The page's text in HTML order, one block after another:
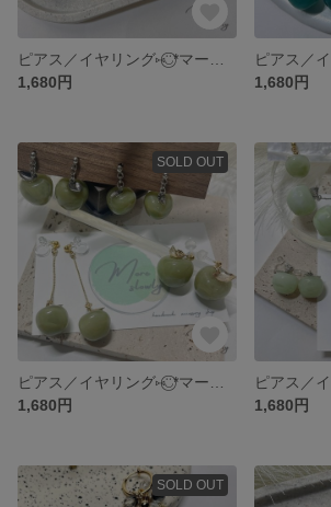
1,680円
1,680円
SOLD OUT
1,680円
1,680円
SOLD OUT